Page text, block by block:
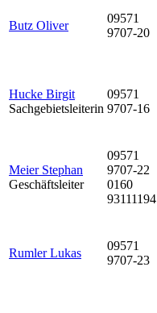
Butz Oliver
09571
9707-20
Hucke Birgit
Sachgebietsleiterin
09571
9707-16
Meier Stephan
Geschäftsleiter
09571
9707-22
0160
93111194
Rumler Lukas
09571
9707-23